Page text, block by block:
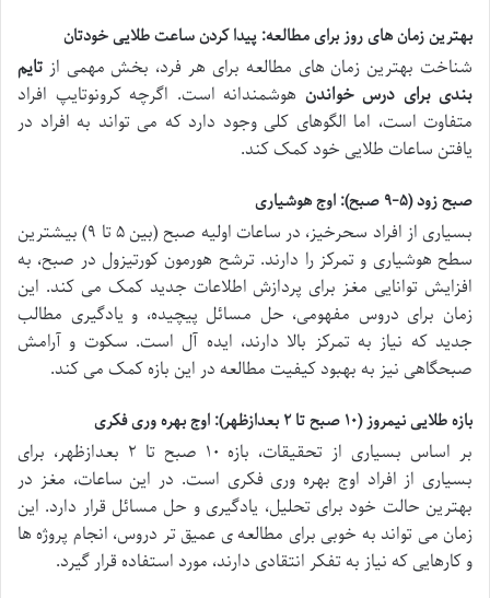
بهترین زمان های روز برای مطالعه: پیدا کردن ساعت طلایی خودتان
شناخت بهترین زمان های مطالعه برای هر فرد، بخش مهمی از تایم
بندی برای درس خواندن هوشمندانه است. اگرچه کرونوتایپ افراد
متفاوت است، اما الگوهای کلی وجود دارد که می تواند به افراد در
یافتن ساعات طلایی خود کمک کند.
صبح زود (۵-۹ صبح): اوج هوشیاری
بسیاری از افراد سحرخیز، در ساعات اولیه صبح (بین ۵ تا ۹) بیشترین
سطح هوشیاری و تمرکز را دارند. ترشح هورمون کورتیزول در صبح، به
افزایش توانایی مغز برای پردازش اطلاعات جدید کمک می کند. این
زمان برای دروس مفهومی، حل مسائل پیچیده، و یادگیری مطالب
جدید که نیاز به تمرکز بالا دارند، ایده آل است. سکوت و آرامش
صبحگاهی نیز به بهبود کیفیت مطالعه در این بازه کمک می کند.
بازه طلایی نیمروز (۱۰ صبح تا ۲ بعدازظهر): اوج بهره وری فکری
بر اساس بسیاری از تحقیقات، بازه ۱۰ صبح تا ۲ بعدازظهر، برای
بسیاری از افراد اوج بهره وری فکری است. در این ساعات، مغز در
بهترین حالت خود برای تحلیل، یادگیری و حل مسائل قرار دارد. این
زمان می تواند به خوبی برای مطالعه ی عمیق تر دروس، انجام پروژه ها
و کارهایی که نیاز به تفکر انتقادی دارند، مورد استفاده قرار گیرد.